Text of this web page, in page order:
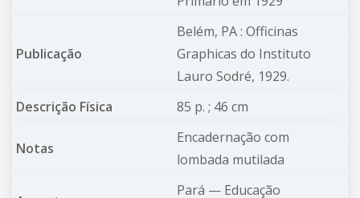
Publicação
Belém, PA : Officinas
Graphicas do Instituto
Lauro Sodré, 1929.
Descrição Física
85 p. ; 46 cm
Notas
Encadernação com
lombada mutilada
Pará — Educação